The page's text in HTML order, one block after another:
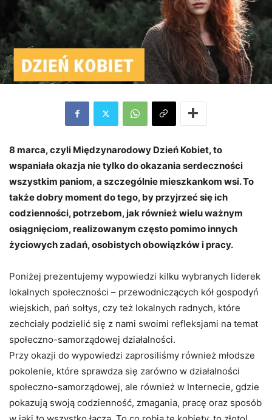
8 marca, czyli Międzynarodowy Dzień Kobiet, to
wspaniała okazja nie tylko do okazania serdeczności
wszystkim paniom, a szczególnie mieszkankom wsi. To
także dobry moment do tego, by przyjrzeć się ich
codzienności, potrzebom, jak również wielu ważnym
osiągnięciom, realizowanym często pomimo innych
życiowych zadań, osobistych obowiązków i pracy.
Poniżej prezentujemy wypowiedzi kilku wybranych liderek
lokalnych społeczności – przewodniczących kół gospodyń
wiejskich, pań sołtys, czy też lokalnych radnych, które
zechciały podzielić się z nami swoimi refleksjami na temat
społeczno-samorządowej działalności.
Przy okazji do wypowiedzi zaprosiliśmy również młodsze
pokolenie, które sprawdza się zarówno w działalności
społeczno-samorządowej, ale również w Internecie, gdzie
pokazują swoją codzienność, zmagania, pracę oraz sposób